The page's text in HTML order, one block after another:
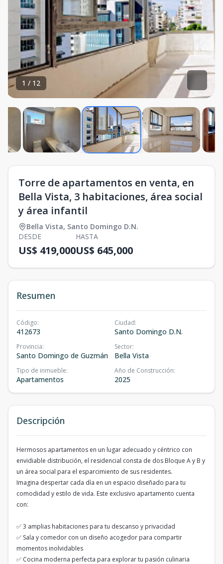
1 / 12
Torre de apartamentos en venta, en
Bella Vista, 3 habitaciones, área social
y área infantil
Bella Vista, Santo Domingo D.N.
DESDE
US$ 419,000
HASTA
US$ 645,000
Resumen
Código:
412673
Ciudad:
Santo Domingo D.N.
Provincia:
Santo Domingo de Guzmán
Sector:
Bella Vista
Tipo de inmueble:
Apartamentos
Año de Construcción:
2025
Descripción
Hermosos apartamentos en un lugar adecuado y céntrico con
envidiable distribución, el residencial consta de dos Bloque A y B y
un área social para el esparcimiento de sus residentes.
Imagina despertar cada día en un espacio diseñado para tu
comodidad y estilo de vida. Este exclusivo apartamento cuenta
con:
✅ 3 amplias habitaciones para tu descanso y privacidad
✅ Sala y comedor con un diseño acogedor para compartir
momentos inolvidables
✅ Cocina moderna perfecta para explorar tu pasión culinaria